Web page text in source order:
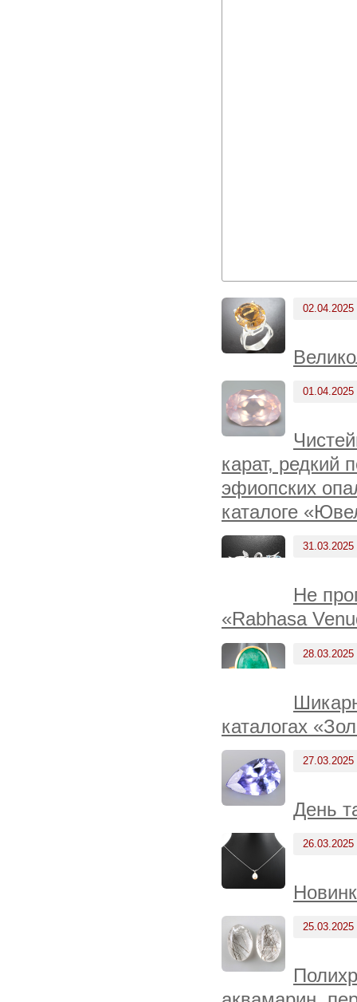
02.04.2025
01.04.2025
карат, редкий
эфиопских
каталоге
31.03.2025
Не
«Rabhasa
28.03.2025
каталогах
27.03.2025
День
26.03.2025
25.03.2025